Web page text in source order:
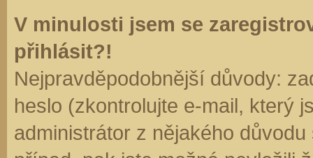
V minulosti jsem se
přihlásit?!
Nejpravděpodobnější důvody:
heslo (zkontrolujte e-mail, který
administrátor z nějakého